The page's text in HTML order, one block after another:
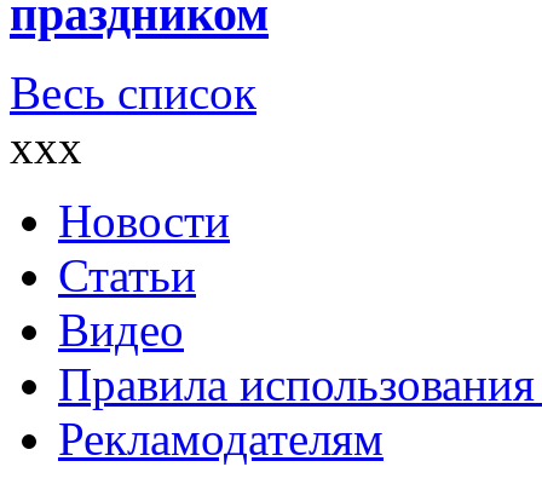
праздником
Весь список
xxx
Новости
Статьи
Видео
Правила
Рекламодателям